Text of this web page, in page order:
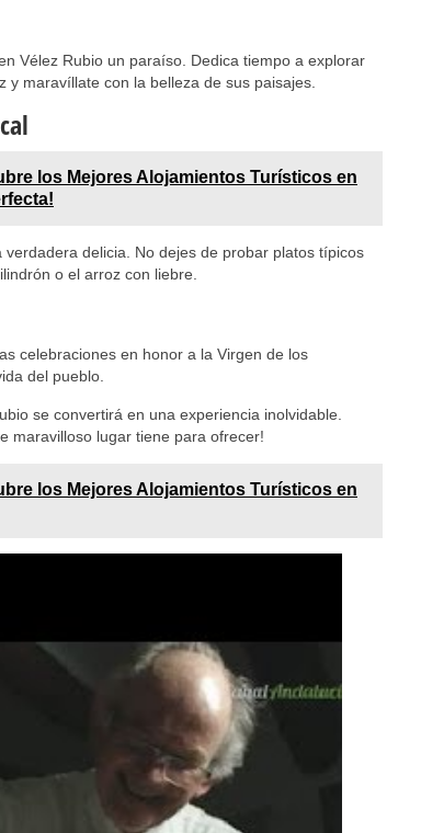
Vélez Rubio un paraíso. Dedica tiempo a explorar
maravíllate con la belleza de sus paisajes.
los Mejores Alojamientos Turísticos en
delicia. No dejes de probar platos típicos
o el arroz con liebre.
celebraciones en honor a la Virgen de los
del pueblo.
se convertirá en una experiencia inolvidable.
maravilloso lugar tiene para ofrecer!
los Mejores Alojamientos Turísticos en